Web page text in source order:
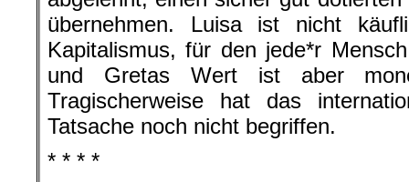
übernehmen. Luisa ist nicht
Kapitalismus, für den jede*r
und Gretas Wert ist aber
Tragischerweise hat das
Tatsache noch nicht begriffen.
* * * *